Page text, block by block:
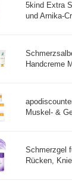
5kind Extra
und Arnika-
Handcreme
Muskel- &
Schmerzgel
Rücken,